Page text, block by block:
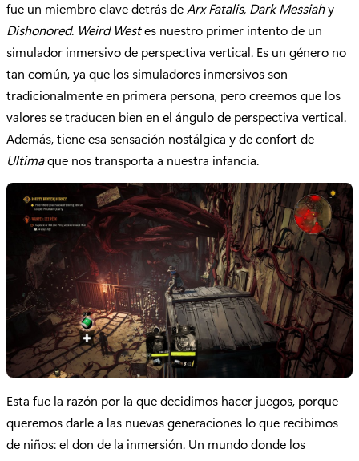
fue un miembro clave detrás de Arx Fatalis, Dark Messiahy
Dishonored. Weird Westes nuestro primer intento de un
simulador inmersivo de perspectiva vertical. Es un género no
tan común, ya que los simuladores inmersivos son
tradicionalmente en primera persona, pero creemos que los
valores se traducen bien en el ángulo de perspectiva vertical.
Además, tiene esa sensación nostálgica y de confort de
Ultimaque nos transporta a nuestra infancia.
Esta fue la razón por la que decidimos hacer juegos, porque
queremos darle a las nuevas generaciones lo que recibimos
de niños: el don de la inmersión. Un mundo donde los